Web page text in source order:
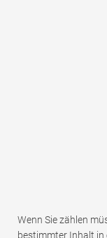
Wenn Sie zählen
bestimmter Inhalt in